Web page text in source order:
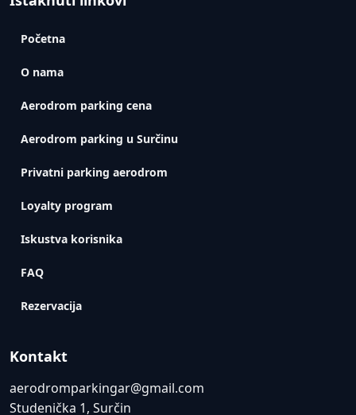
Početna
O nama
Aerodrom parking cena
Aerodrom parking u Surčinu
Privatni parking aerodrom
Loyalty program
Iskustva korisnika
FAQ
Rezervacija
Kontakt
aerodromparkingar@gmail.com
Studenička 1, Surčin